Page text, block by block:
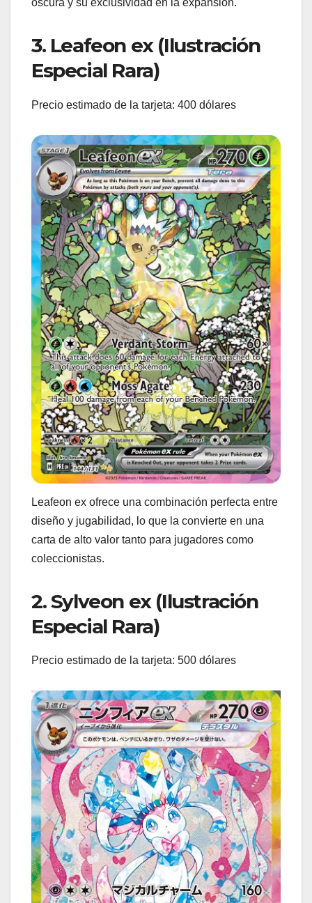
oscura y su exclusividad en la expansión.
3. Leafeon ex (Ilustración
Especial Rara)
Precio estimado de la tarjeta: 400 dólares
Leafeon ex ofrece una combinación perfecta entre
diseño y jugabilidad, lo que la convierte en una
carta de alto valor tanto para jugadores como
coleccionistas.
2. Sylveon ex (Ilustración
Especial Rara)
Precio estimado de la tarjeta: 500 dólares